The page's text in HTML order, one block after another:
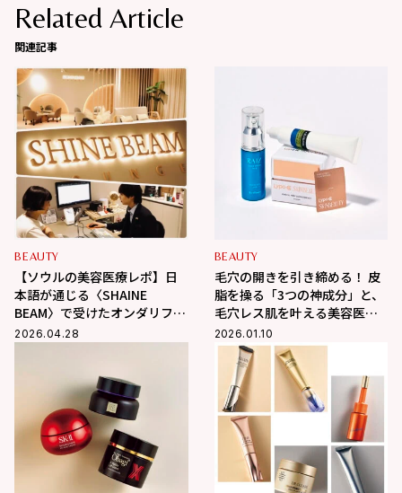
Related Article
関連記事
BEAUTY
【ソウルの美容医療レポ】日
本語が通じる〈SHAINE
BEAM〉で受けたオンダリフト
とリジュランに大満足！
2026.04.28
BEAUTY
毛穴の開きを引き締める！ 皮
脂を操る「3つの神成分」と、
毛穴レス肌を叶える美容医療
の併せワザ
2026.01.10